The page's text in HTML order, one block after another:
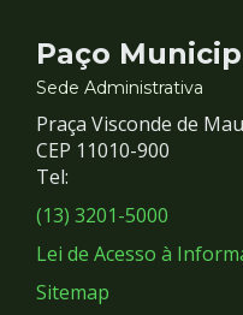
Contato
e
Redes
Sociais
Paço
Sede Administrativa
Praça Visconde de
CEP 11010-900
Tel:
(13) 3201-5000
Lei de Acesso à
Sitemap